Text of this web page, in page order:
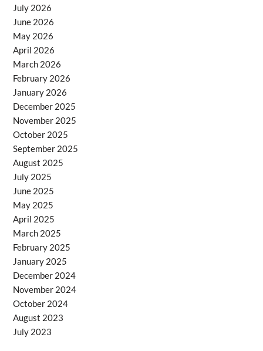
July 2026
June 2026
May 2026
April 2026
March 2026
February 2026
January 2026
December 2025
November 2025
October 2025
September 2025
August 2025
July 2025
June 2025
May 2025
April 2025
March 2025
February 2025
January 2025
December 2024
November 2024
October 2024
August 2023
July 2023